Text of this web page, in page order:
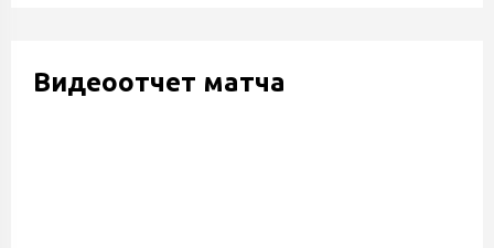
Видеоотчет матча